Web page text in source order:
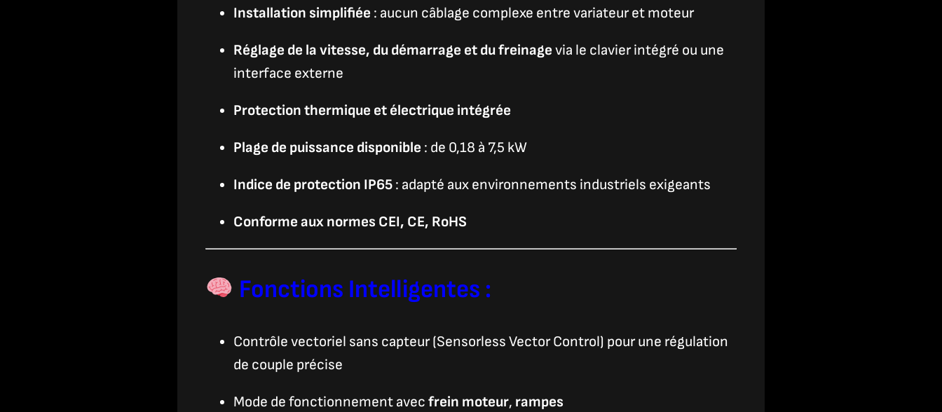
Installation simplifiée : aucun câblage complexe entre variateur et moteur
Réglage de la vitesse, du démarrage et du freinage via le clavier intégré ou une
interface externe
Protection thermique et électrique intégrée
Plage de puissance disponible : de 0,18 à 7,5 kW
Indice de protection IP65: adapté aux environnements industriels exigeants
Conforme aux normes CEI, CE, RoHS
Fonctions Intelligentes :
Contrôle vectoriel sans capteur (Sensorless Vector Control) pour une régulation
de couple précise
Mode de fonctionnement avec frein moteur, rampes